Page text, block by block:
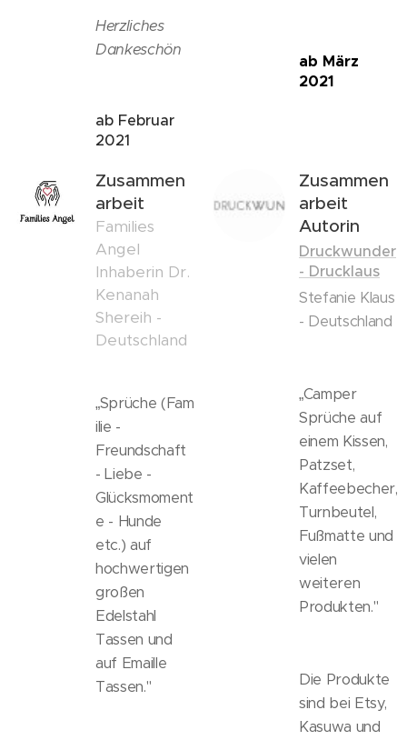
Herzliches
Dankeschön
ab Februar
2021
ab März
2021
Zusammen
arbeit
Families
Angel
Inhaberin Dr.
Kenanah
Shereih -
Deutschland
„Sprüche (Fam
ilie -
Freundschaft
- Liebe -
Glücksmoment
e - Hunde
etc.) auf
hochwertigen
großen
Edelstahl
Tassen und
auf Emaille
Tassen."
Zusammen
arbeit
Autorin
Druckwunder
- Drucklaus
Stefanie Klaus
- Deutschland
„Camper
Sprüche auf
einem Kissen,
Patzset,
Kaffeebecher,
Turnbeutel,
Fußmatte und
vielen
weiteren
Produkten."
Die Produkte
sind bei Etsy,
Kasuwa und